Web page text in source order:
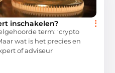
inschakelen?
term: ‘crypto
wat is het precies en
of adviseur